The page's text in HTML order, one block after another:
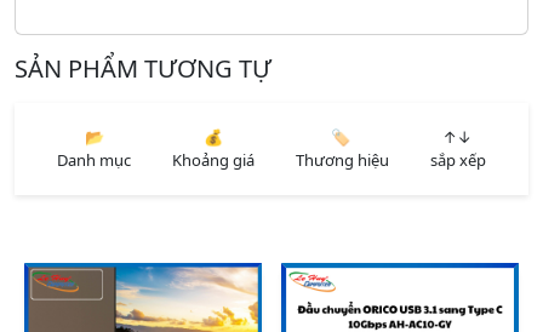
SẢN PHẨM TƯƠNG TỰ
📂
Danh mục
💰
Khoảng giá
🏷️
Thương hiệu
↑↓
sắp xếp